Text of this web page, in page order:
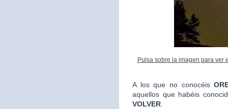
Pulsa sobre la imagen para ver
A los que no conocéis
aquellos que habéis
VOLVER